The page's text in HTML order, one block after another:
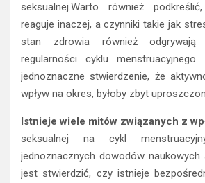
seksualnej.Warto również
reaguje inaczej, a czynniki takie jak
stan zdrowia również
regularności cyklu
jednoznaczne stwierdzenie, że
wpływ na okres, byłoby zbyt
Istnieje wiele mitów związanych z
seksualnej na cykl
jednoznacznych dowodów naukowych
jest stwierdzić, czy istnieje